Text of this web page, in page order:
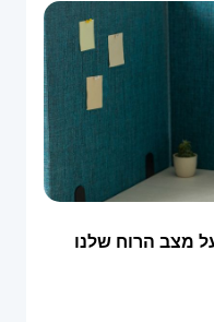
מצב הרוח שלנו